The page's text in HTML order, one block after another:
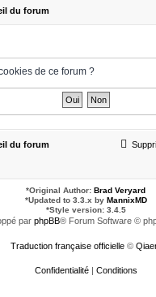
du forum
de ce forum ?
du forum
*Original Author: Brad Veryard
*Updated to 3.3.x by MannixMD
*Style version: 3.4.5
par phpBB® Forum Software ©
Traduction française officielle©
Confidentialité | Conditions